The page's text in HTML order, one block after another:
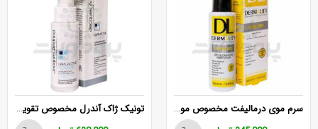
سرم موی درمالیفت مخصوص موهای خشک و آسیب دیده تونیک ژاک آندرل مخصوص تقویت مو آقایان